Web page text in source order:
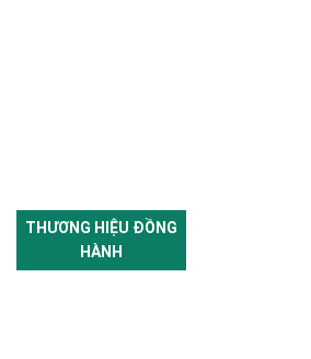
THƯƠNG HIỆU ĐỒNG
HÀNH